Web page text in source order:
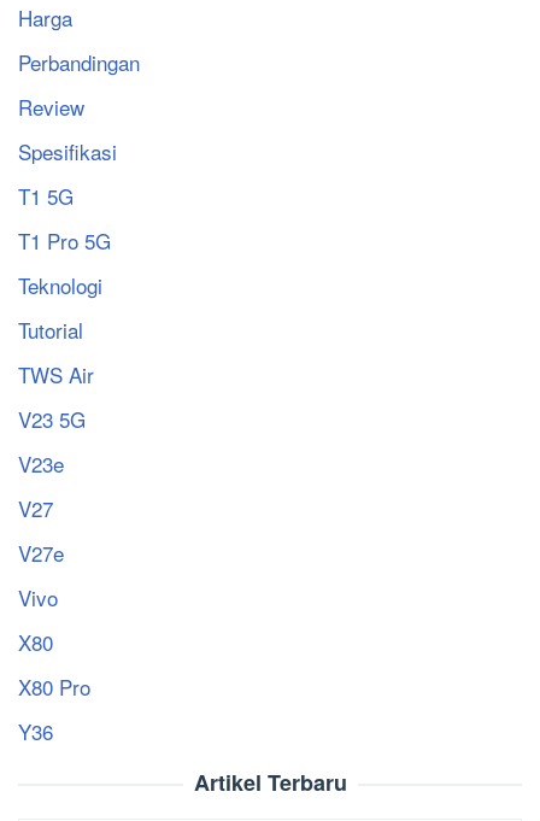
Harga
Perbandingan
Review
Spesifikasi
T1 5G
T1 Pro 5G
Teknologi
Tutorial
TWS Air
V23 5G
V23e
V27
V27e
Vivo
X80
X80 Pro
Y36
Artikel Terbaru